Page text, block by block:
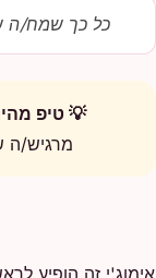
כל כך שמח/ה
💡 טיפ
מרגיש/ה